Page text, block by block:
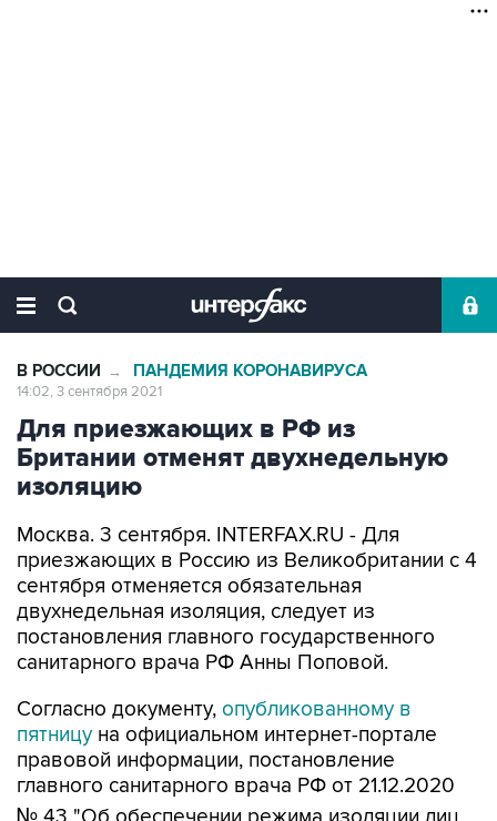
В РОССИИ → ПАНДЕМИЯ КОРОНАВИРУСА
14:02, 3 сентября 2021
Для приезжающих в РФ из
Британии отменят двухнедельную
изоляцию
Москва. 3 сентября. INTERFAX.RU - Для
приезжающих в Россию из Великобритании с 4
сентября отменяется обязательная
двухнедельная изоляция, следует из
постановления главного государственного
санитарного врача РФ Анны Поповой.
Согласно документу, опубликованному в
пятницу на официальном интернет-портале
правовой информации, постановление
главного санитарного врача РФ от 21.12.2020